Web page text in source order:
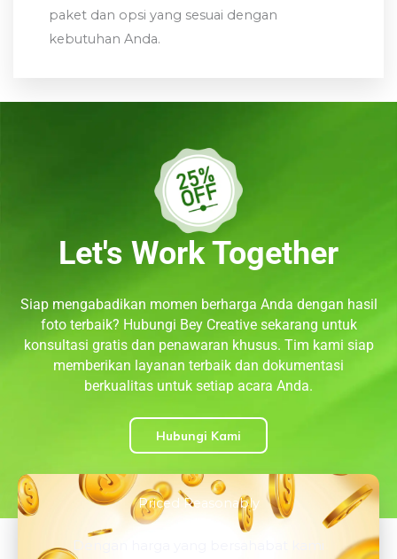
paket dan opsi yang sesuai dengan
kebutuhan Anda.
Let's Work Together
Siap mengabadikan momen berharga Anda dengan hasil
foto terbaik? Hubungi Bey Creative sekarang untuk
konsultasi gratis dan penawaran khusus. Tim kami siap
memberikan layanan terbaik dan dokumentasi
berkualitas untuk setiap acara Anda.
Hubungi Kami
Priced Reasonably
Dengan harga yang bersahabat kami